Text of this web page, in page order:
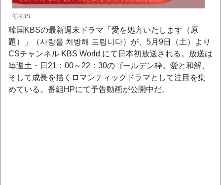
🄫KBS
韓国KBSの最新週末ドラマ「愛を処方いたします（原
題）」（사랑을 처방해 드립니다）が、5月9日（土）より
CSチャンネル KBS World にて日本初放送される。放送は
毎週土・日21：00～22：30のゴールデン枠。愛と和解、
そして成長を描くロマンティックドラマとして注目を集
めている。番組HPにて予告動画が公開中だ。